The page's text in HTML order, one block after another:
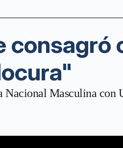
consagró
Masculina con